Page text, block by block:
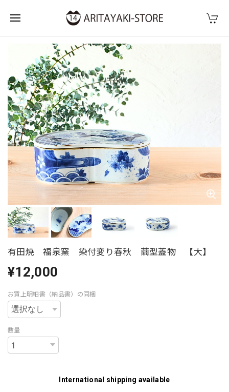
有田焼 福泉窯 染付変り春秋 繭型蓋物 【大】
¥12,000
お買上明細書（納品書）の同梱
数量
International shipping available